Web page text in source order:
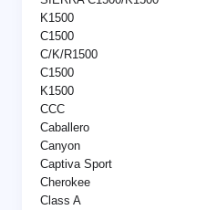
K1500
C1500
C/K/R1500
C1500
K1500
CCC
Caballero
Canyon
Captiva Sport
Cherokee
Class A